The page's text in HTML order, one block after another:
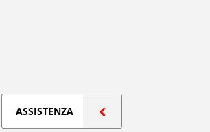
ASSISTENZA